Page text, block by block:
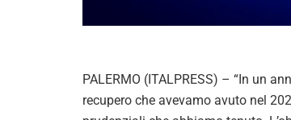
PALERMO (ITALPRESS) – “In un
recupero che avevamo avuto nel